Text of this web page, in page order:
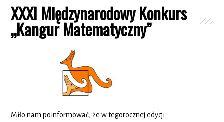
XXXI Międzynarodowy Konkurs
„Kangur Matematyczny”
Miło nam poinformować, że w tegorocznej edycji